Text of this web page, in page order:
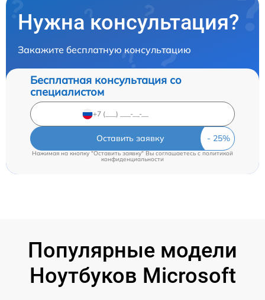
Нужна консультация?
Закажите бесплатную консультацию
Бесплатная консультация со
специалистом
Оставить заявку
Нажимая на кнопку "Оставить заявку" Вы соглашаетесь cполитикой
конфиденциальности
Популярные модели
Ноутбуков Microsoft